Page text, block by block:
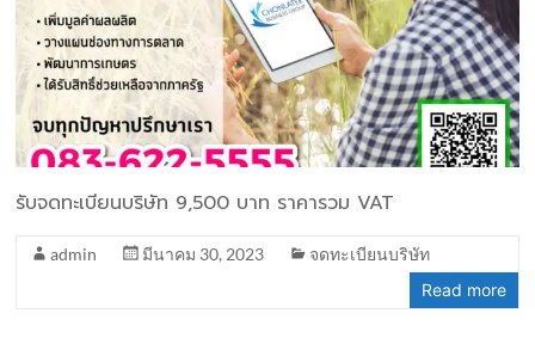
รับจดทะเบียนบริษัท 9,500 บาท ราคารวม VAT
admin มีนาคม 30, 2023
จดทะเบียนบริษัท
Read more